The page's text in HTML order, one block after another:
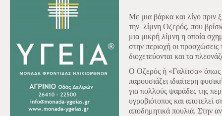
Με μια βάρκα και λίγο
την λίμνη Οζερός, που
μια μικρή λίμνη η οποία
στην περιοχή οι
διοχετεύονται και τα
Ο Οζερός ή «Γαλίτσα» όπως
παρουσιάζει ιδιαίτερη
για πολλούς ψαράδες της
υγροβιότοπος και αποτελεί
αποδημητικά πουλιά. Στην